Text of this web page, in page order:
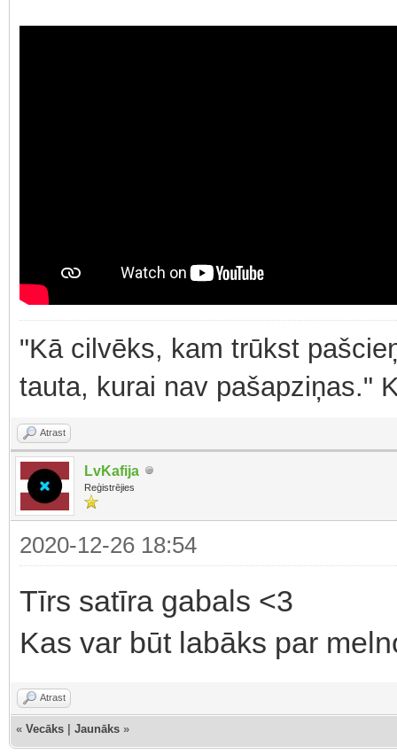
"Kā cilvēks, kam trūkst
tauta, kurai nav pašapziņas."
Atrast
LvKafija
Reģistrējies
2020-12-26 18:54
Tīrs satīra gabals <3
Kas var būt labāks par
Atrast
« Vecāks Jaunāks »